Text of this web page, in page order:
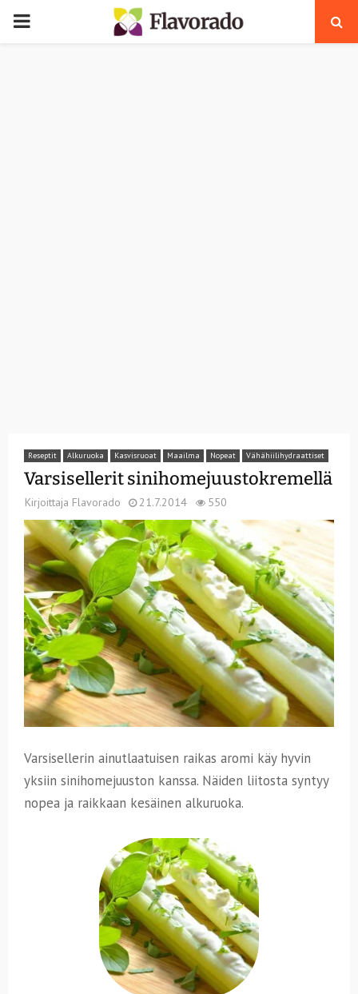
PRIMARY
Reseptit Alkuruoka Kasvisruoat Maailma Nopeat Vähähiilihydraattiset
Varsisellerit sinihomejuustokremellä
Kirjoittaja Flavorado 21.7.2014 550
Varsisellerin ainutlaatuisen raikas aromi käy hyvin
yksiin sinihomejuuston kanssa. Näiden liitosta syntyy
nopea ja raikkaan kesäinen alkuruoka.